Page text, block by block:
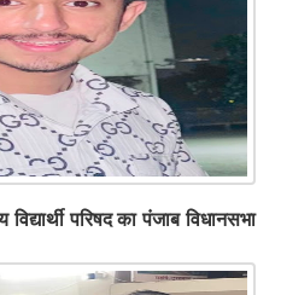
परिषद का पंजाब विधानसभा